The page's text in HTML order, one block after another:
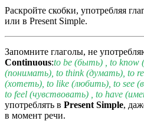
Раскройте скобки, употребляя
или в Present Simple.
Запомните глаголы, не
Continuous:to be (быть) , to know
(понимать), to think (думать), to
(хотеть), to like (любить), to see
to feel (чувствовать) , to have
употреблять в Present Simple,
в момент речи.